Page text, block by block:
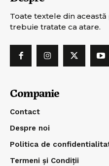
Toate textele din
trebuie tratate ca atare.
Companie
Contact
Despre noi
Politica de
Termeni și Condiții